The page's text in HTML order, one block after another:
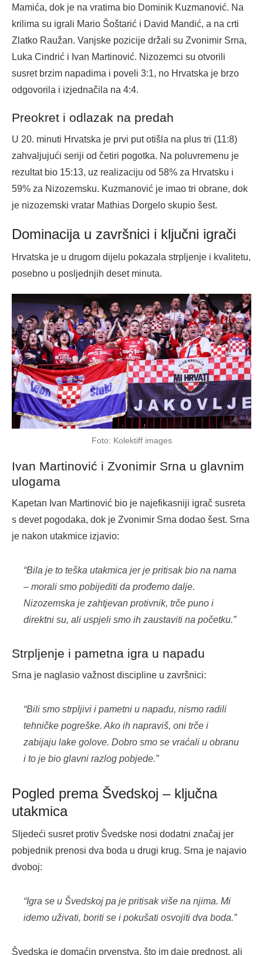
Mamića, dok je na vratima bio Dominik Kuzmanović. Na
krilima su igrali Mario Šoštarić i David Mandić, a na crti
Zlatko Raužan. Vanjske pozicije držali su Zvonimir Srna,
Luka Cindrić i Ivan Martinović. Nizozemci su otvorili
susret brzim napadima i poveli 3:1, no Hrvatska je brzo
odgovorila i izjednačila na 4:4.
Preokret i odlazak na predah
U 20. minuti Hrvatska je prvi put otišla na plus tri (11:8)
zahvaljujući seriji od četiri pogotka. Na poluvremenu je
rezultat bio 15:13, uz realizaciju od 58% za Hrvatsku i
59% za Nizozemsku. Kuzmanović je imao tri obrane, dok
je nizozemski vratar Mathias Dorgelo skupio šest.
Dominacija u završnici i ključni igrači
Hrvatska je u drugom dijelu pokazala strpljenje i kvalitetu,
posebno u posljednjih deset minuta.
Foto: Kolektiff images
Ivan Martinović i Zvonimir Srna u glavnim
ulogama
Kapetan Ivan Martinović bio je najefikasniji igrač susreta
s devet pogodaka, dok je Zvonimir Srna dodao šest. Srna
je nakon utakmice izjavio:
“Bila je to teška utakmica jer je pritisak bio na nama
– morali smo pobijediti da prođemo dalje.
Nizozemska je zahtjevan protivnik, trče puno i
direktni su, ali uspjeli smo ih zaustaviti na početku.”
Strpljenje i pametna igra u napadu
Srna je naglasio važnost discipline u završnici:
“Bili smo strpljivi i pametni u napadu, nismo radili
tehničke pogreške. Ako ih napraviš, oni trče i
zabijaju lake golove. Dobro smo se vraćali u obranu
i to je bio glavni razlog pobjede.”
Pogled prema Švedskoj – ključna
utakmica
Sljedeći susret protiv Švedske nosi dodatni značaj jer
pobjednik prenosi dva boda u drugi krug. Srna je najavio
dvoboj:
“Igra se u Švedskoj pa je pritisak više na njima. Mi
idemo uživati, boriti se i pokušati osvojiti dva boda.”
Švedska je domaćin prvenstva, što im daje prednost, ali